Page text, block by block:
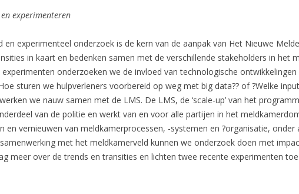
experimenteren
en experimenteel onderzoek is de kern van de aanpak van Het Nieuwe
in kaart en bedenken samen met de verschillende stakeholders in het
onderzoeken we de invloed van technologische
sturen we hulpverleners voorbereid op weg met big data?? of ?Welke
we nauw samen met de LMS. De LMS, de ‘scale-up’ van het
van de politie en werkt van en voor alle partijen in het
en vernieuwen van meldkamerprocessen, -systemen en ?organisatie,
met het meldkamerveld kunnen we onderzoek doen met
meer over de trends en transities en lichten twee recente experimenten toe.